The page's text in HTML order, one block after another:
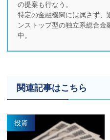
の提案も行なう。
特定の金融機関には属さず、
ンストップ型の独立系総合金
中。
関連記事はこちら
投資